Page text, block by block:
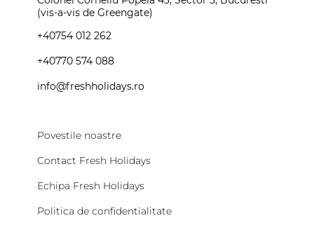
Family luxury safari experience in
Tanzania + plaja in Zanzibar 2026
de la 5667 EUR
Colonel Corneliu Popeia 43, Sector 5, Bucuresti
(vis-a-vis de Greengate)